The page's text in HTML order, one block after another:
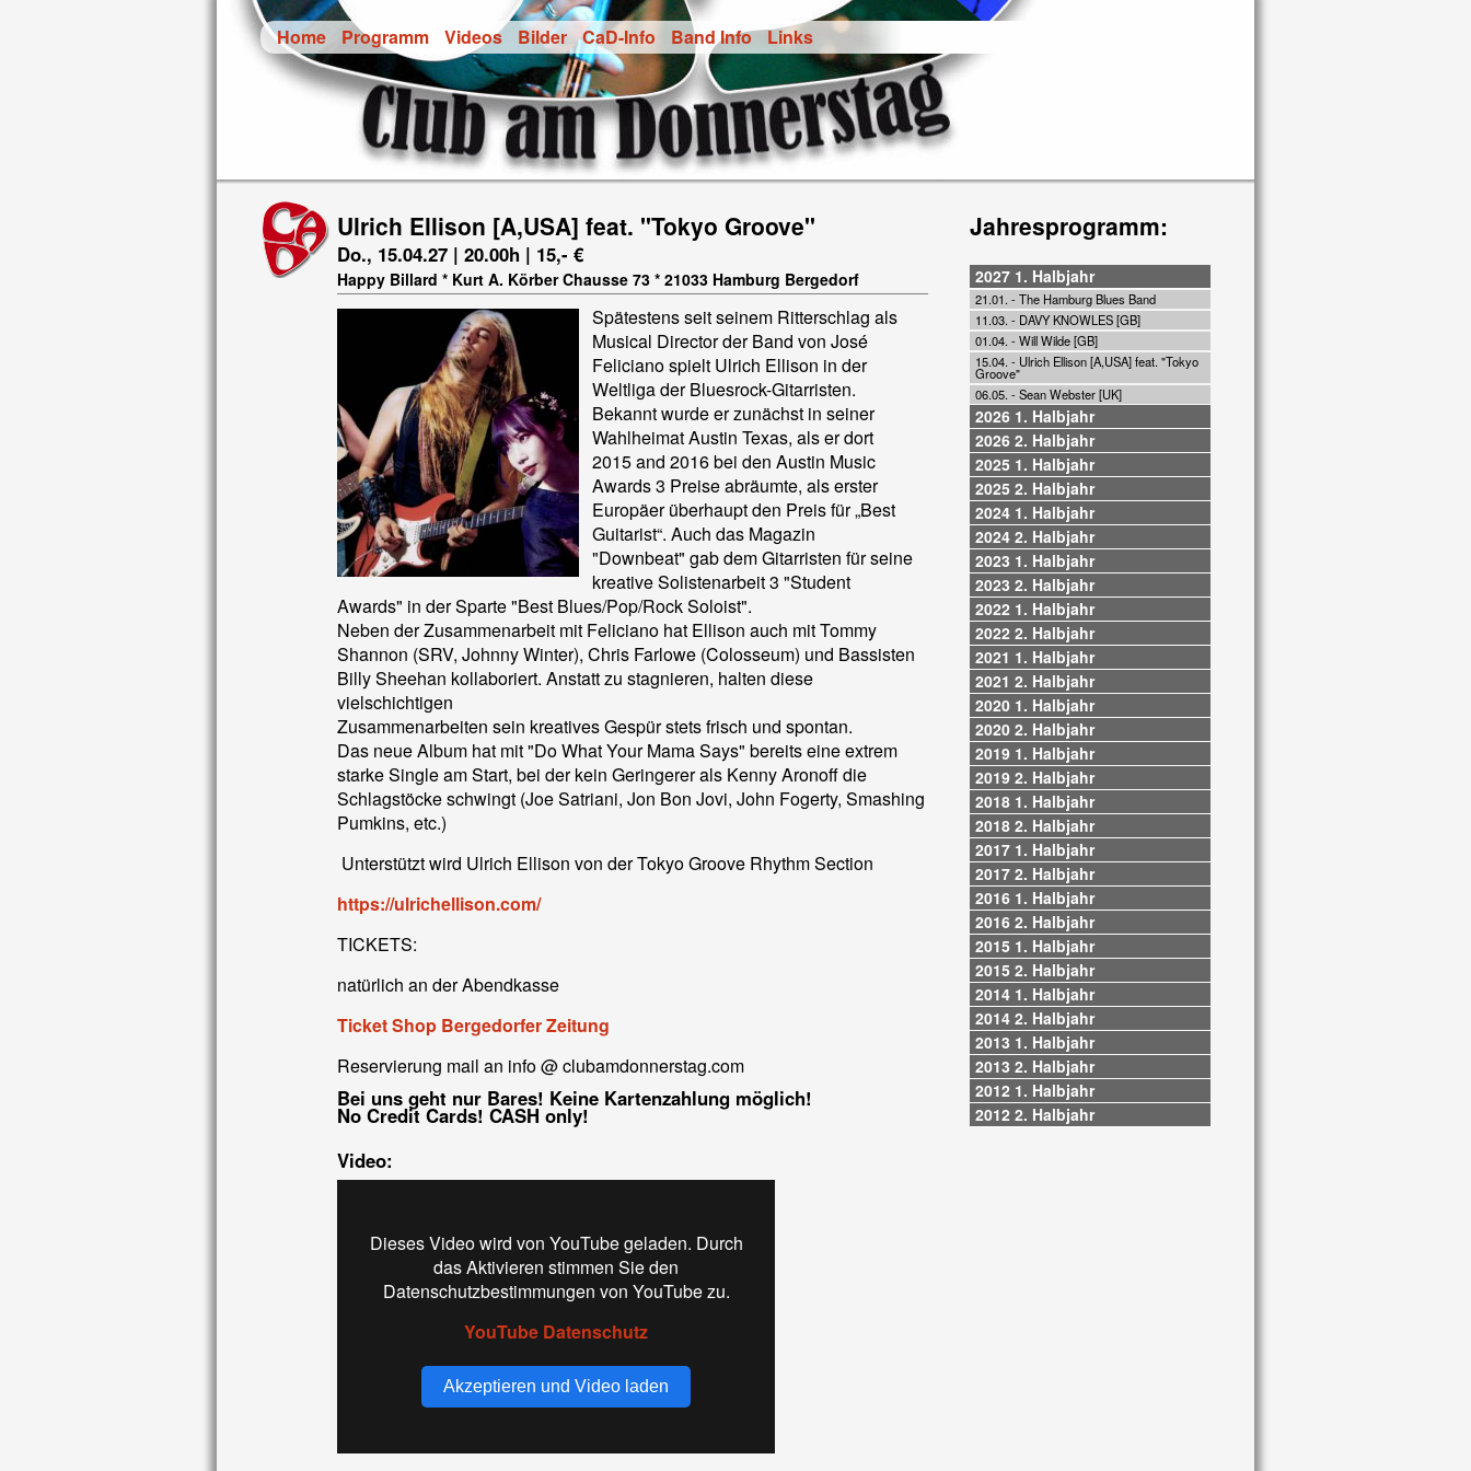
Home Programm Videos Bilder CaD-Info Band Info Links
Ulrich Ellison [A,USA] feat. "Tokyo Groove"
Do., 15.04.27 | 20.00h | 15,- €
Happy Billard * Kurt A. Körber Chausse 73 * 21033 Hamburg Bergedorf
Spätestens seit seinem Ritterschlag als
Musical Director der Band von José
Feliciano spielt Ulrich Ellison in der
Weltliga der Bluesrock-Gitarristen.
Bekannt wurde er zunächst in seiner
Wahlheimat Austin Texas, als er dort
2015 and 2016 bei den Austin Music
Awards 3 Preise abräumte, als erster
Europäer überhaupt den Preis für „Best
Guitarist“. Auch das Magazin
"Downbeat" gab dem Gitarristen für seine
kreative Solistenarbeit 3 "Student
Awards" in der Sparte "Best Blues/Pop/Rock Soloist".
Neben der Zusammenarbeit mit Feliciano hat Ellison auch mit Tommy
Shannon (SRV, Johnny Winter), Chris Farlowe (Colosseum) und Bassisten
Billy Sheehan kollaboriert. Anstatt zu stagnieren, halten diese
vielschichtigen
Zusammenarbeiten sein kreatives Gespür stets frisch und spontan.
Das neue Album hat mit "Do What Your Mama Says" bereits eine extrem
starke Single am Start, bei der kein Geringerer als Kenny Aronoff die
Schlagstöcke schwingt (Joe Satriani, Jon Bon Jovi, John Fogerty, Smashing
Pumkins, etc.)
Unterstützt wird Ulrich Ellison von der Tokyo Groove Rhythm Section
https://ulrichellison.com/
TICKETS:
natürlich an der Abendkasse
Ticket Shop Bergedorfer Zeitung
Reservierung mail an info @ clubamdonnerstag.com
Bei uns geht nur Bares! Keine Kartenzahlung möglich!
No Credit Cards! CASH only!
Video:
Dieses Video wird von YouTube geladen. Durch
das Aktivieren stimmen Sie den
Datenschutzbestimmungen von YouTube zu.
YouTube Datenschutz
Akzeptieren und Video laden
Jahresprogramm:
2027 1. Halbjahr
21.01. - The Hamburg Blues Band
11.03. - DAVY KNOWLES [GB]
01.04. - Will Wilde [GB]
15.04. - Ulrich Ellison [A,USA] feat. "Tokyo
Groove"
06.05. - Sean Webster [UK]
2026 1. Halbjahr
2026 2. Halbjahr
2025 1. Halbjahr
2025 2. Halbjahr
2024 1. Halbjahr
2024 2. Halbjahr
2023 1. Halbjahr
2023 2. Halbjahr
2022 1. Halbjahr
2022 2. Halbjahr
2021 1. Halbjahr
2021 2. Halbjahr
2020 1. Halbjahr
2020 2. Halbjahr
2019 1. Halbjahr
2019 2. Halbjahr
2018 1. Halbjahr
2018 2. Halbjahr
2017 1. Halbjahr
2017 2. Halbjahr
2016 1. Halbjahr
2016 2. Halbjahr
2015 1. Halbjahr
2015 2. Halbjahr
2014 1. Halbjahr
2014 2. Halbjahr
2013 1. Halbjahr
2013 2. Halbjahr
2012 1. Halbjahr
2012 2. Halbjahr